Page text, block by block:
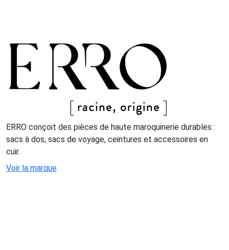
ERRO conçoit des pièces de haute maroquinerie durables :
sacs à dos, sacs de voyage, ceintures et accessoires en
cuir.
Voir la marque